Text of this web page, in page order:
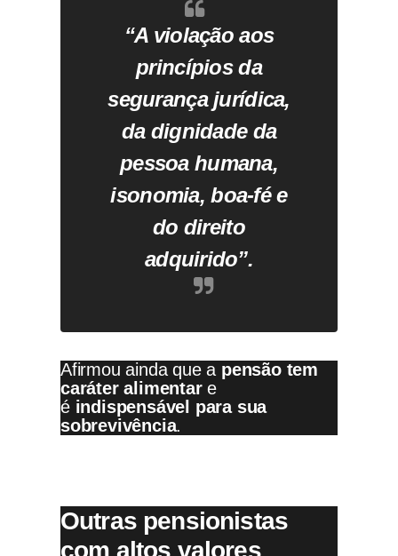
“A violação aos
princípios da
segurança jurídica,
da dignidade da
pessoa humana,
isonomia, boa-fé e
do direito
adquirido”.
Afirmou ainda que a pensão tem
caráter alimentare
é indispensável para sua
sobrevivência.
Outras pensionistas
com altos valores